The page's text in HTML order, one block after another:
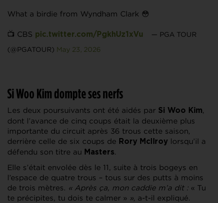
What a birdie from Wyndham Clark 😳
📺 CBS pic.twitter.com/PgkhUz1xVu — PGA TOUR
(@PGATOUR) May 23, 2026
Si Woo Kim dompte ses nerfs
Les deux poursuivants ont été aidés par Si Woo Kim,
dont l’avance de cinq coups était la deuxième plus
importante du circuit après 36 trous cette saison,
derrière celle de six coups de Rory McIlroy lorsqu’il a
défendu son titre au Masters.
Elle s’était envolée dès le 11, suite à trois bogeys en
l’espace de quatre trous – tous sur des putts à moins
de trois mètres. « Après ça, mon caddie m’a dit : « Tu
te précipites, tu dois te calmer » », a-t-il expliqué.